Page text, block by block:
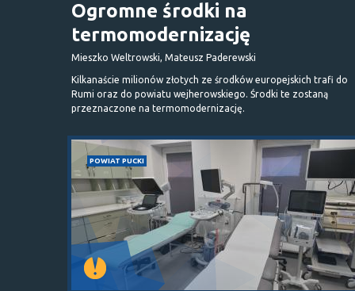
Ogromne środki na
termomodernizację
Mieszko Weltrowski, Mateusz Paderewski
Kilkanaście milionów złotych ze środków europejskich trafi do
Rumi oraz do powiatu wejherowskiego. Środki te zostaną
przeznaczone na termomodernizację.
POWIAT PUCKI